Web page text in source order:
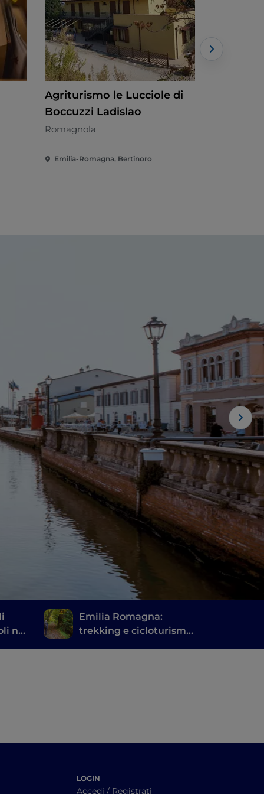
Agriturismo le Lucciole di
Boccuzzi Ladislao
Romagnola
Emilia-Romagna, Bertinoro
nei
Emilia Romagna:
trekking e cicloturismo
LOGIN
Accedi / Registrati